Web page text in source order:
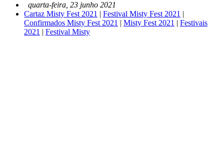
quarta-feira, 23 junho 2021
Cartaz Misty Fest 2021 | Festival Misty Fest 2021 |
Confirmados Misty Fest 2021 | Misty Fest 2021 | Festivais
2021 | Festival Misty